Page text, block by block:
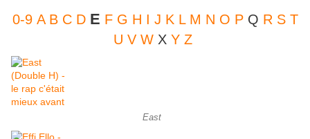
0-9 A B C D E F G H I J K L M N O PQ R S T
U V W X Y Z
East